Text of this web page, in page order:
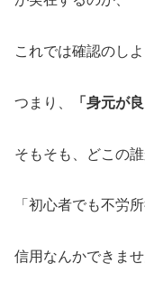
これでは確認のし
つまり、 「身元が
そもそも、どこの
「初心者でも不労
信用なんかできませ